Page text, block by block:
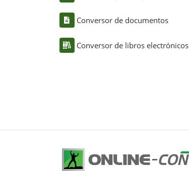
Conversor de documentos
Conversor de libros electrónicos